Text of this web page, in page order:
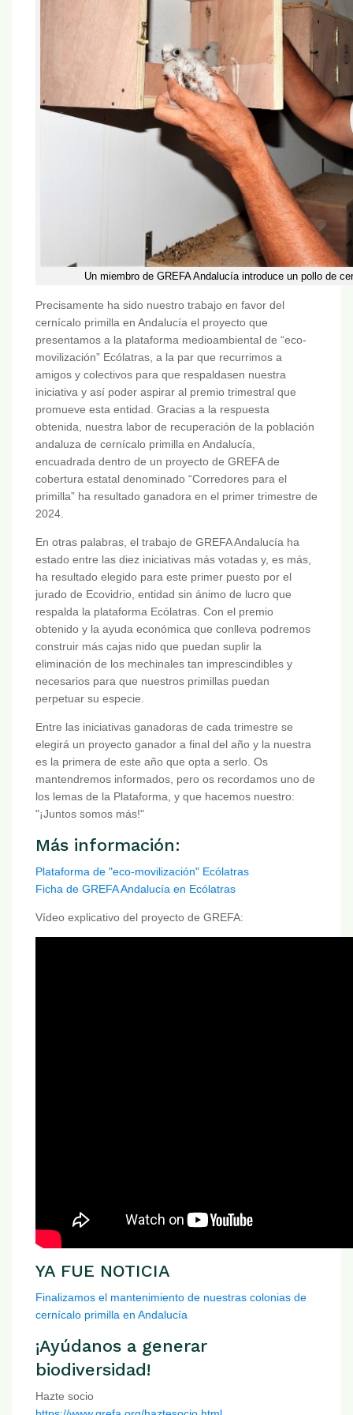
Un miembro de GREFA Andalucía introduce un pollo de
Precisamente ha sido nuestro trabajo en favor del
cernícalo primilla en Andalucía el proyecto que
presentamos a la plataforma medioambiental de “eco-
movilización” Ecólatras, a la par que recurrimos a
amigos y colectivos para que respaldasen nuestra
iniciativa y así poder aspirar al premio trimestral que
promueve esta entidad. Gracias a la respuesta
obtenida, nuestra labor de recuperación de la población
andaluza de cernícalo primilla en Andalucía,
encuadrada dentro de un proyecto de GREFA de
cobertura estatal denominado “Corredores para el
primilla” ha resultado ganadora en el primer trimestre de
2024.
En otras palabras, el trabajo de GREFA Andalucía ha
estado entre las diez iniciativas más votadas y, es más,
ha resultado elegido para este primer puesto por el
jurado de Ecovidrio, entidad sin ánimo de lucro que
respalda la plataforma Ecólatras. Con el premio
obtenido y la ayuda económica que conlleva podremos
construir más cajas nido que puedan suplir la
eliminación de los mechinales tan imprescindibles y
necesarios para que nuestros primillas puedan
perpetuar su especie.
Entre las iniciativas ganadoras de cada trimestre se
elegirá un proyecto ganador a final del año y la nuestra
es la primera de este año que opta a serlo. Os
mantendremos informados, pero os recordamos uno de
los lemas de la Plataforma, y que hacemos nuestro:
"¡Juntos somos más!"
Más información:
Plataforma de "eco-movilización" Ecólatras
Ficha de GREFA Andalucía en Ecólatras
Vídeo explicativo del proyecto de GREFA:
YA FUE NOTICIA
Finalizamos el mantenimiento de nuestras colonias de
cernícalo primilla en Andalucía
¡Ayúdanos a generar
biodiversidad!
Hazte socio